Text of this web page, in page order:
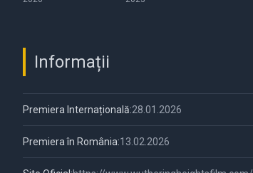
Informații
Premiera Internațională:28.01.2026
Premiera în România:13.02.2026